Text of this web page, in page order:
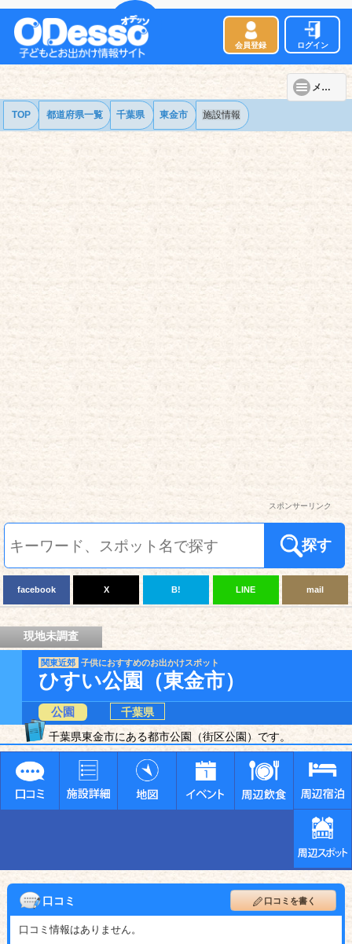
会員登録 ログイン
メニュー
TOP 都道府県一覧 千葉県 東金市 施設情報
スポンサーリンク
探す
facebook X B! LINE mail
現地未調査
関東近郊 子供におすすめのお出かけスポット
ひすい公園（東金市）
公園
千葉県
千葉県東金市にある都市公園（街区公園）です。
口コミ 口コミを書く
口コミ情報はありません。